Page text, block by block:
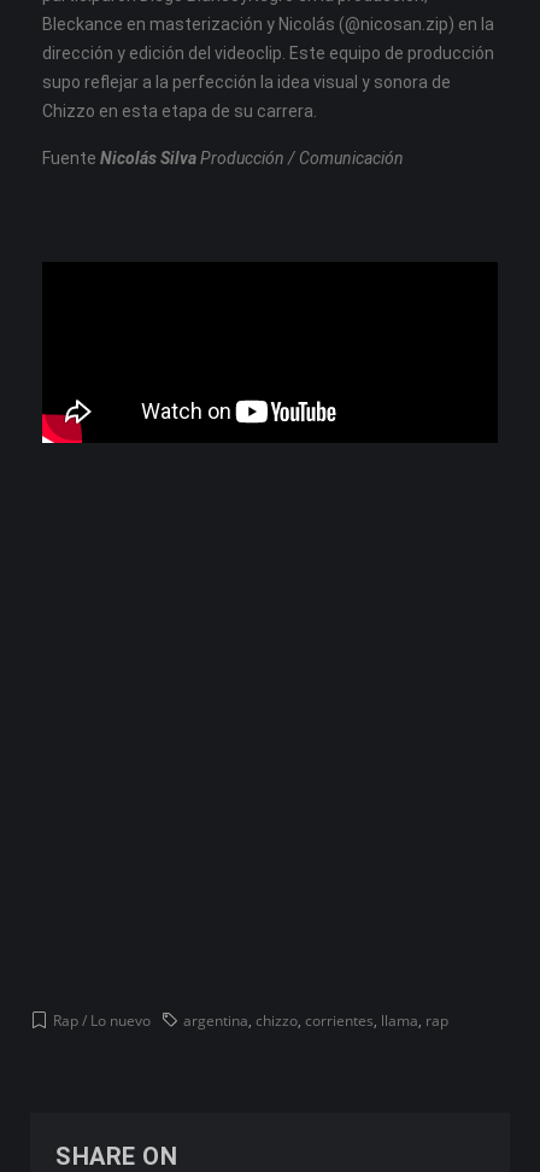
Bleckance en masterización y Nicolás (@nicosan.zip) en la
dirección y edición del videoclip. Este equipo de producción
supo reflejar a la perfección la idea visual y sonora de
Chizzo en esta etapa de su carrera.
Fuente Nicolás SilvaProducción / Comunicación
Rap / Lo nuevo argentina, chizzo, corrientes, llama, rap
SHARE ON